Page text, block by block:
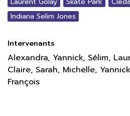
Indiana Selim Jones
Intervenants
Alexandra, Yannick, Sélim,
Claire, Sarah, Michelle,
François